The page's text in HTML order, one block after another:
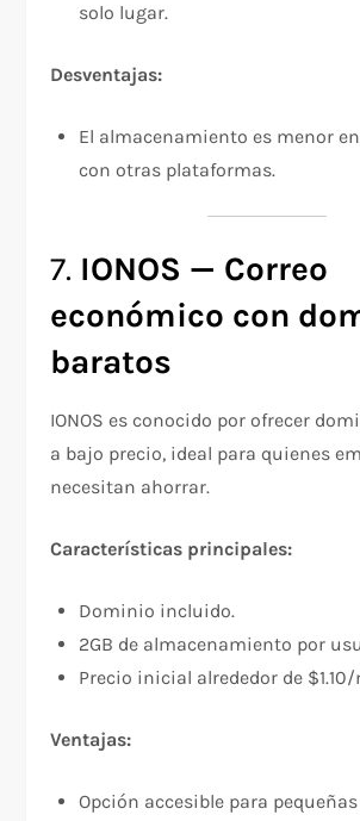
solo lugar.
Desventajas:
El almacenamiento es menor
con otras plataformas.
7. IONOS — Correo
económico con
baratos
IONOS es conocido por ofrecer
a bajo precio, ideal para quienes
necesitan ahorrar.
Características principales:
Dominio incluido.
2GB de almacenamiento por
Precio inicial alrededor de $1.10/
Ventajas:
Opción accesible para